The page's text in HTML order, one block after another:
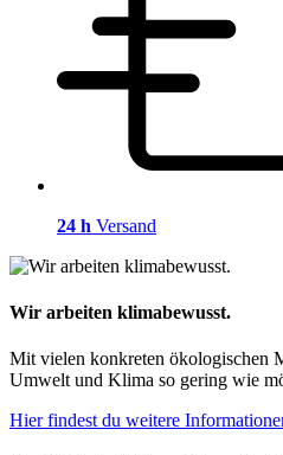
24 h Versand
Wir arbeiten klimabewusst.
Mit vielen konkreten ökologischen
Umwelt und Klima so gering wie
Hier findest du weitere